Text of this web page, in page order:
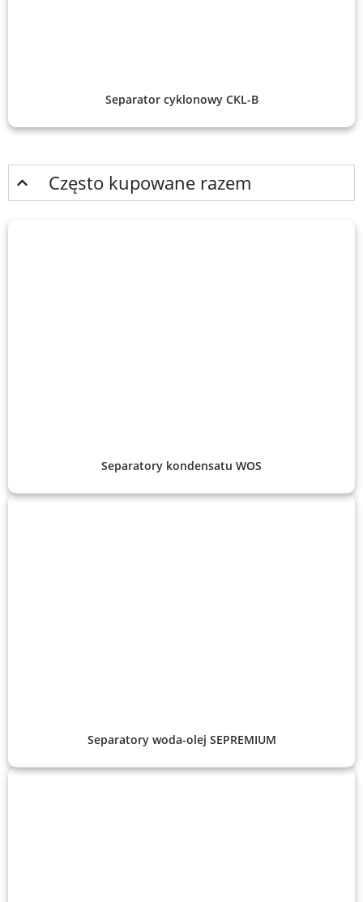
Separator cyklonowy CKL-B
Często kupowane razem
Separatory kondensatu WOS
Separatory woda-olej SEPREMIUM